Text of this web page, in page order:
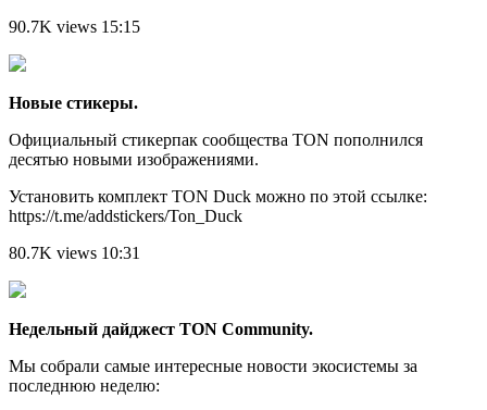
90.7K views 15:15
Новые стикеры.
Официальный стикерпак сообщества TON пополнился
десятью новыми изображениями.
Установить комплект TON Duck можно по этой ссылке:
https://t.me/addstickers/Ton_Duck
80.7K views 10:31
Недельный дайджест TON Community.
Мы собрали самые интересные новости экосистемы за
последнюю неделю: